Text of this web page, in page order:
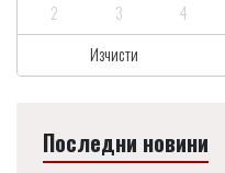
2
3 4
Изчисти
Последни новини